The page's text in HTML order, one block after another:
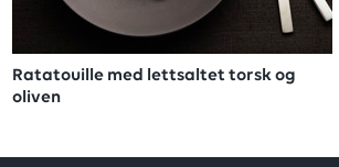
Ratatouille med lettsaltet torsk og
oliven